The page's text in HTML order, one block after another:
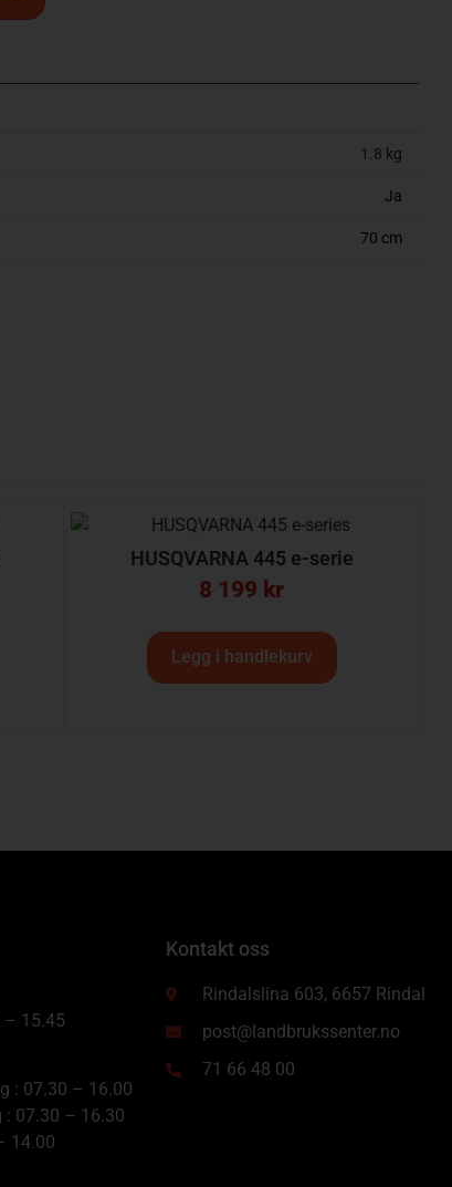
1.8 kg
Ja
70 cm
HUSQVARNA 445 e-serie
8 199 kr
Legg i handlekurv
– 15.45
: 07.30 – 16.00
: 07.30 – 16.30
14.00
Kontakt oss
Rindalslina 603, 6657 Rindal
post@landbrukssenter.no
71 66 48 00